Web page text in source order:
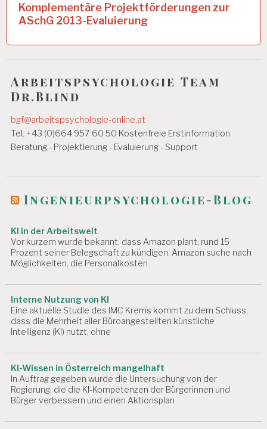
A
R
S
Y
H
O
IE
A
EI
T
S
P
Y
C
H
O
L
G
IE
S
A
L
B
a
g
s
n
a
v
i
a
t
o
n
Komplementäre Projektförderungen zur
ASchG 2013-Evaluierung
Arbeitspsychologie Team
Dr.Blind
bgf@arbeitspsychologie-online.at
Tel. +43 (0)664 957 60 50 Kostenfreie Erstinformation
Beratung - Projektierung - Evaluierung - Support
Ingenieurpsychologie-Blog
KI in der Arbeitswelt
Vor kurzem wurde bekannt, dass Amazon plant, rund 15
Prozent seiner Belegschaft zu kündigen. Amazon suche nach
Möglichkeiten, die Personalkosten
Interne Nutzung von KI
Eine aktuelle Studie des IMC Krems kommt zu dem Schluss,
dass die Mehrheit aller Büroangestellten künstliche
Intelligenz (KI) nutzt, ohne
KI-Wissen in Österreich mangelhaft
In Auftrag gegeben wurde die Untersuchung von der
Regierung, die die KI-Kompetenzen der Bürgerinnen und
Bürger verbessern und einen Aktionsplan